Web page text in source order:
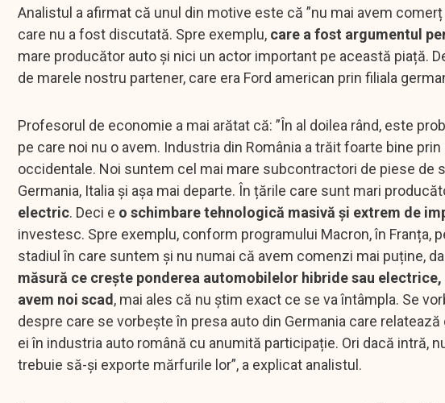
Analistul a afirmat că unul din motive este că ”nu mai avem
care nu a fost discutată. Spre exemplu, care a fost argumentul
mare producător auto și nici un actor important pe această piață.
de marele nostru partener, care era Ford american prin filiala
Profesorul de economie a mai arătat că: ”În al doilea rând, este
pe care noi nu o avem. Industria din România a trăit foarte bine
occidentale. Noi suntem cel mai mare subcontractori de piese de
Germania, Italia și așa mai departe. În țările care sunt mari
electric. Deci e o schimbare tehnologică masivă și extrem de
investesc. Spre exemplu, conform programului Macron, în Franța,
stadiul în care suntem și nu numai că avem comenzi mai puține,
măsură ce crește ponderea automobilelor hibride sau
avem noi scad, mai ales că nu știm exact ce se va întâmpla. Se
despre care se vorbește în presa auto din Germania care
ei în industria auto română cu anumită participație. Ori dacă intră,
trebuie să-și exporte mărfurile lor”, a explicat analistul.